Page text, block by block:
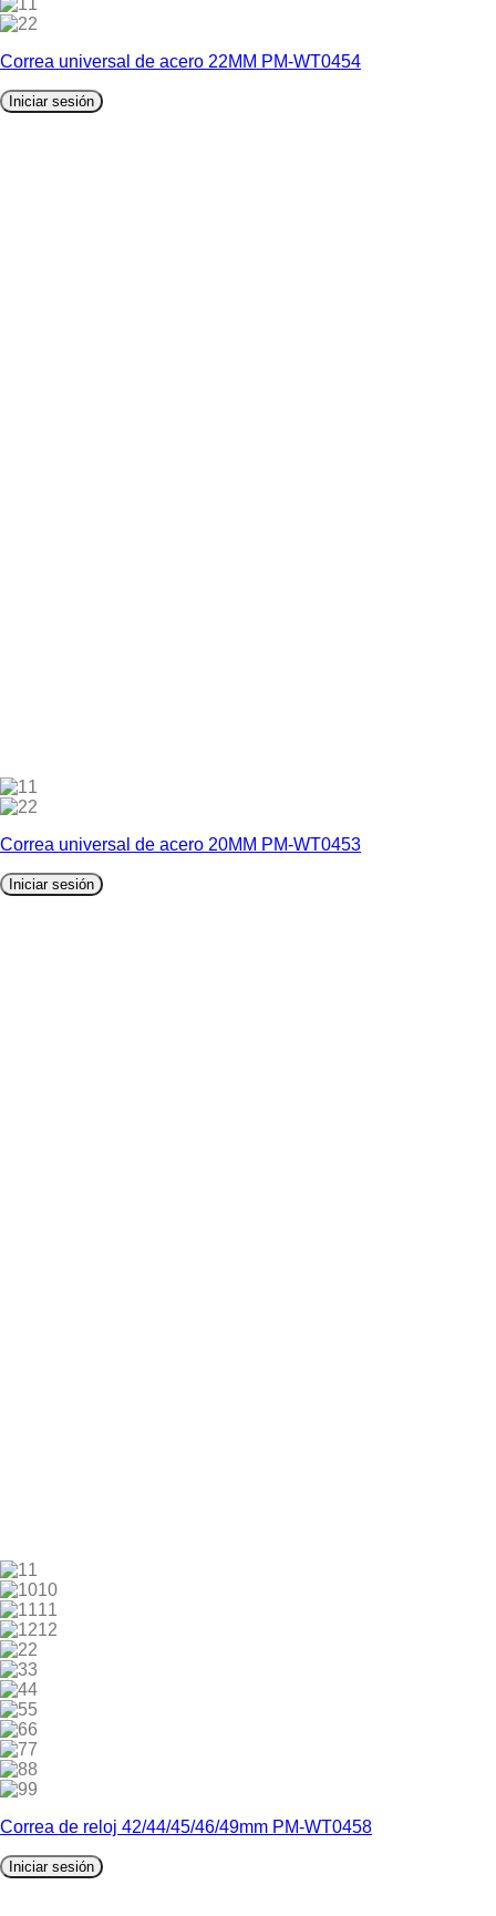
1
2
Correa universal de acero 22MM PM-WT0454
Iniciar sesión
1
2
Correa universal de acero 20MM PM-WT0453
Iniciar sesión
1
10
11
12
2
3
4
5
6
7
8
9
Correa de reloj 42/44/45/46/49mm PM-WT0458
Iniciar sesión